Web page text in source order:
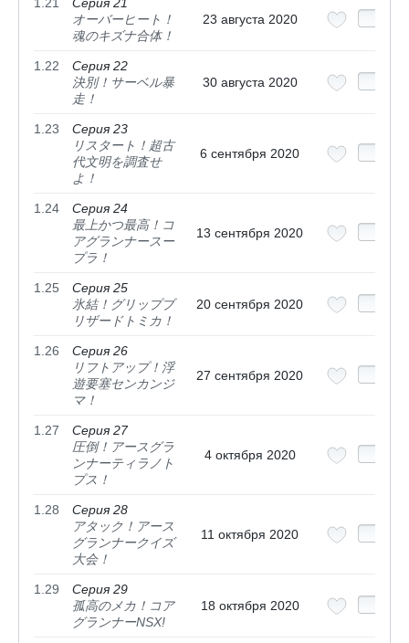
オーバーヒート！
魂のキズナ合体！
23 августа 2020
1.22
Серия 22
決別！サーベル暴
走！
30 августа 2020
1.23
Серия 23
リスタート！超古
代文明を調査せ
よ！
6 сентября 2020
1.24
Серия 24
最上かつ最高！コ
アグランナースー
プラ！
13 сентября 2020
1.25
Серия 25
氷結！グリップブ
リザードトミカ！
20 сентября 2020
1.26
Серия 26
リフトアップ！浮
遊要塞センカンジ
マ！
27 сентября 2020
1.27
Серия 27
圧倒！アースグラ
ンナーティラノト
プス！
4 октября 2020
1.28
Серия 28
アタック！アース
グランナークイズ
大会！
11 октября 2020
1.29
Серия 29
孤高のメカ！コア
グランナーNSX!
18 октября 2020